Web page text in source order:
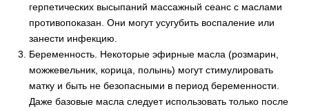
герпетических высыпаний массажный сеанс с маслами
противопоказан. Они могут усугубить воспаление или
занести инфекцию.
Беременность. Некоторые эфирные масла (розмарин,
можжевельник, корица, полынь) могут стимулировать
матку и быть не безопасными в период беременности.
Даже базовые масла следует использовать только после